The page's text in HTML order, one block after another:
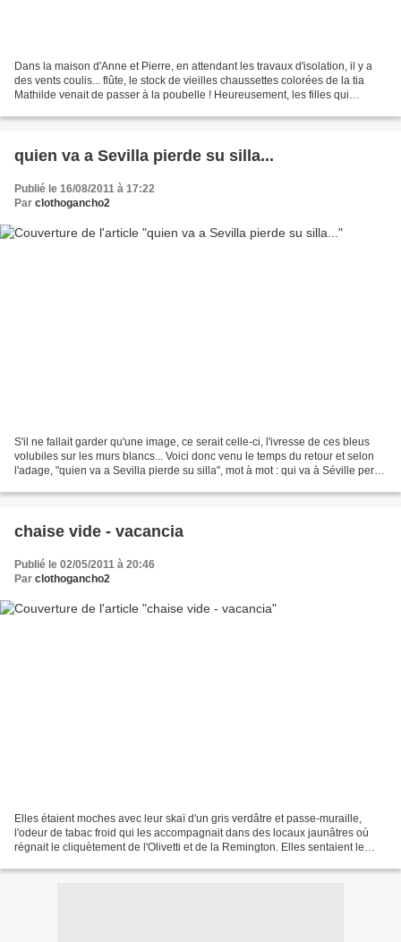
Dans la maison d'Anne et Pierre, en attendant les travaux d'isolation, il y a
des vents coulis... flûte, le stock de vieilles chaussettes colorées de la tia
Mathilde venait de passer à la poubelle ! Heureusement, les filles qui
quien va a Sevilla pierde su silla...
Publié le 16/08/2011 à 17:22
Par clothogancho2
S'il ne fallait garder qu'une image, ce serait celle-ci, l'ivresse de ces bleus
volubiles sur les murs blancs... Voici donc venu le temps du retour et selon
l'adage, "quien va a Sevilla pierde su silla", mot à mot : qui va à Séville perd
chaise vide - vacancia
Publié le 02/05/2011 à 20:46
Par clothogancho2
Elles étaient moches avec leur skaï d'un gris verdâtre et passe-muraille,
l'odeur de tabac froid qui les accompagnait dans des locaux jaunâtres où
régnait le cliquètement de l'Olivetti et de la Remington. Elles sentaient le